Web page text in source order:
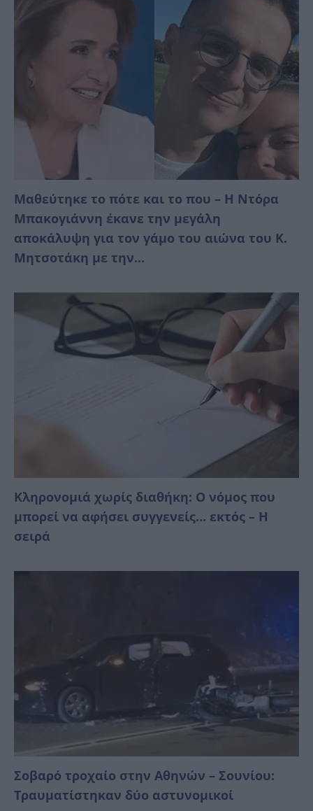
Μαθεύτηκε το πότε και το που – Η Ντόρα
Μπακογιάννη έκανε την μεγάλη
αποκάλυψη για τον γάμο του αιώνα του Κ.
Μητσοτάκη με την...
Κληρονομιά χωρίς διαθήκη: Ο νόμος που
μπορεί να αφήσει συγγενείς… εκτός – Η
σειρά
Σοβαρό τροχαίο στην Αθηνών – Σουνίου:
Τραυματίστηκαν δύο αστυνομικοί